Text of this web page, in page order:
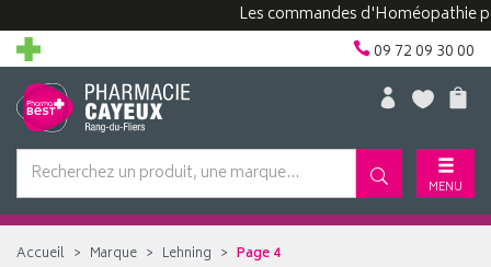
Les commandes d'Homéopathie
09 72 09 30 00
MENU
Accueil Marque Lehning Page 4